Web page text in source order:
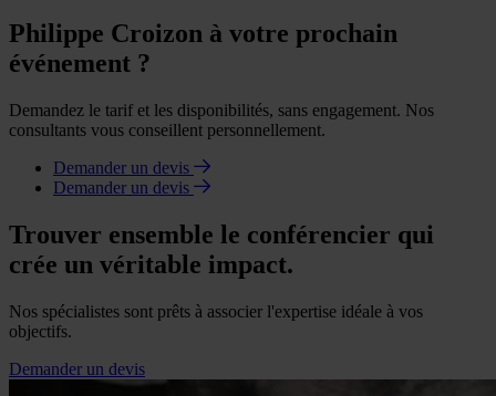
Philippe Croizon à votre prochain
événement ?
Demandez le tarif et les disponibilités, sans engagement. Nos
consultants vous conseillent personnellement.
Demander un devis
Demander un devis
Trouver ensemble le conférencier qui
crée un véritable impact.
Nos spécialistes sont prêts à associer l'expertise idéale à vos
objectifs.
Demander un devis